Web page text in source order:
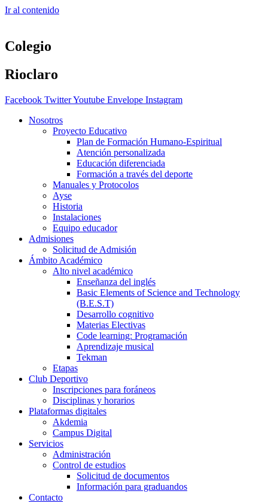
Ir al contenido
Colegio
Rioclaro
Facebook TwitterYoutube Envelope Instagram
Nosotros
Proyecto Educativo
Plan de Formación Humano-Espiritual
Atención personalizada
Educación diferenciada
Formación a través del deporte
Manuales y Protocolos
Ayse
Historia
Instalaciones
Equipo educador
Admisiones
Solicitud de Admisión
Ámbito Académico
Alto nivel académico
Enseñanza del inglés
Basic Elements of Science and Technology
(B.E.S.T)
Desarrollo cognitivo
Materias Electivas
Code learning: Programación
Aprendizaje musical
Tekman
Etapas
Club Deportivo
Inscripciones para foráneos
Disciplinas y horarios
Plataformas digitales
Akdemia
Campus Digital
Servicios
Administración
Control de estudios
Solicitud de documentos
Información para graduandos
Contacto